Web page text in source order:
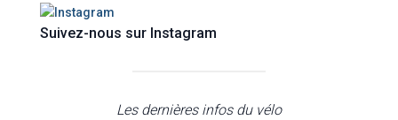
Suivez-nous sur Instagram
Les dernières infos du vélo